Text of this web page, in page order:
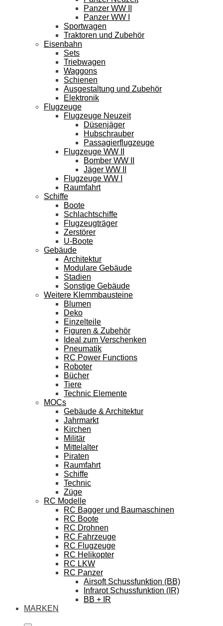
Panzer WW II
Panzer WW I
Sportwagen
Traktoren und Zubehör
Eisenbahn
Sets
Triebwagen
Waggons
Schienen
Ausgestaltung und Zubehör
Elektronik
Flugzeuge
Flugzeuge Neuzeit
Düsenjäger
Hubschrauber
Passagierflugzeuge
Flugzeuge WW II
Bomber WW II
Jäger WW II
Flugzeuge WW I
Raumfahrt
Schiffe
Boote
Schlachtschiffe
Flugzeugträger
Zerstörer
U-Boote
Gebäude
Architektur
Modulare Gebäude
Stadien
Sonstige Gebäude
Weitere Klemmbausteine
Blumen
Deko
Einzelteile
Figuren & Zubehör
Ideal zum Verschenken
Pneumatik
RC Power Functions
Roboter
Bücher
Tiere
Technic Elemente
MOCs
Gebäude & Architektur
Jahrmarkt
Kirchen
Militär
Mittelalter
Piraten
Raumfahrt
Schiffe
Technic
Züge
RC Modelle
RC Bagger und Baumaschinen
RC Boote
RC Drohnen
RC Fahrzeuge
RC Flugzeuge
RC Helikopter
RC LKW
RC Panzer
Airsoft Schussfunktion (BB)
Infrarot Schussfunktion (IR)
BB + IR
MARKEN